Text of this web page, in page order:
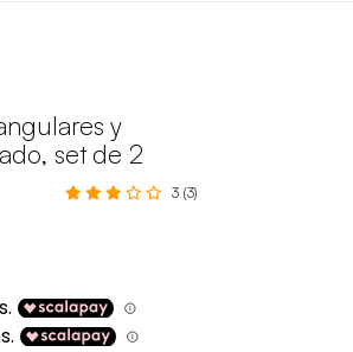
y
set de 2
3 (3)